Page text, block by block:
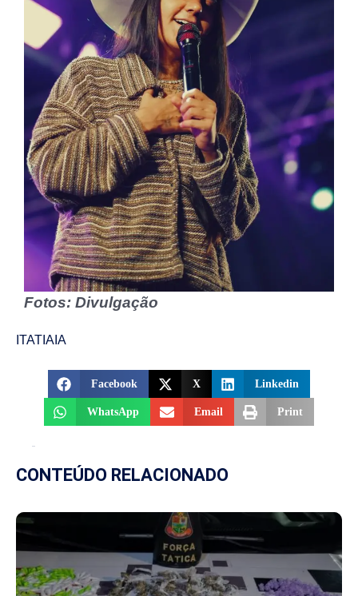
Fotos: Divulgação
ITATIAIA
Facebook X Linkedin
WhatsApp Email Print
CONTEÚDO RELACIONADO